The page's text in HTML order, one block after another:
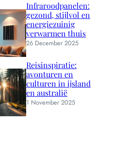
Infraroodpanelen:
gezond, stijlvol en
energiezuinig
verwarmen thuis
26 December 2025
Reisinspiratie:
avonturen en
culturen in ijsland
en australië
1 November 2025